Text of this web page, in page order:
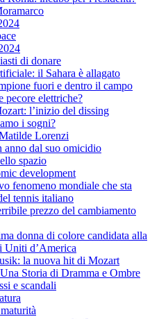
di donare
il Sahara è allagato
fuori e dentro il campo
pecore elettriche?
l’inizio del dissing
i sogni?
Lorenzi
anno dal suo omicidio
spazio
development
fenomeno mondiale che sta
tennis italiano
prezzo del cambiamento
donna di colore candidata alla
Uniti d’America
la nuova hit di Mozart
Storia di Dramma e Ombre
e scandali